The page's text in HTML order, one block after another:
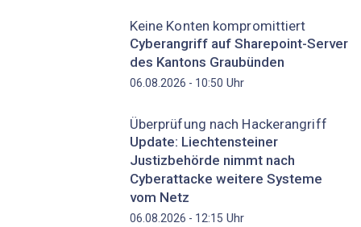
Keine Konten kompromittiert
Cyberangriff auf Sharepoint-Server
des Kantons Graubünden
06.08.2026 - 10:50 Uhr
Überprüfung nach Hackerangriff
Update: Liechtensteiner
Justizbehörde nimmt nach
Cyberattacke weitere Systeme
vom Netz
06.08.2026 - 12:15 Uhr